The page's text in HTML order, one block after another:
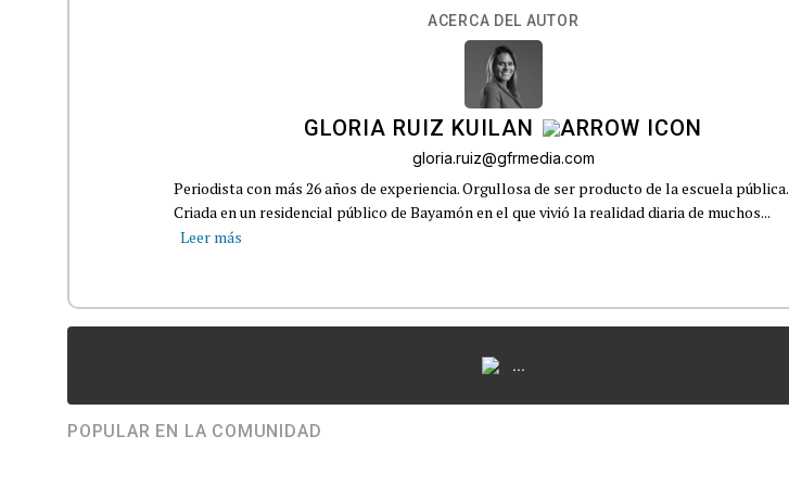
ACERCA DEL AUTOR
GLORIA RUIZ KUILAN
gloria.ruiz@gfrmedia.com
Periodista con más 26 años de experiencia. Orgullosa de ser producto de la escuela pública.
Criada en un residencial público de Bayamón en el que vivió la realidad diaria de muchos...
Leer más
...
POPULAR EN LA COMUNIDAD